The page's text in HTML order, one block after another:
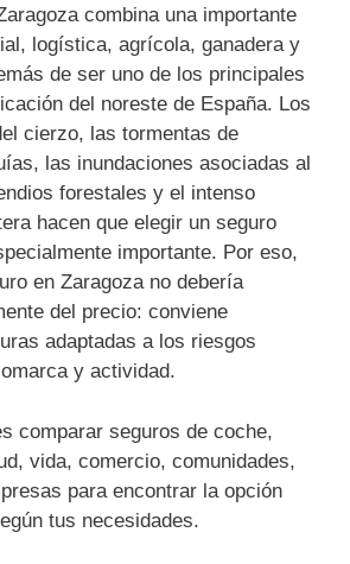
combina una importante
logística, agrícola, ganadera y
de ser uno de los principales
del noreste de España. Los
cierzo, las tormentas de
las inundaciones asociadas al
forestales y el intenso
hacen que elegir un seguro
importante. Por eso,
en Zaragoza no debería
del precio: conviene
adaptadas a los riesgos
y actividad.
comparar seguros de coche,
vida, comercio, comunidades,
para encontrar la opción
tus necesidades.